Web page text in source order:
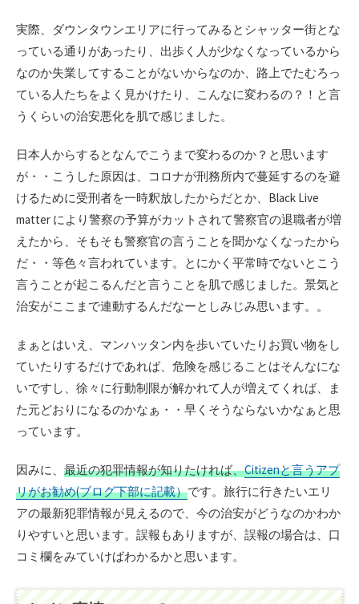
実際、ダウンタウンエリアに行ってみるとシャッター街とな
っている通りがあったり、出歩く人が少なくなっているから
なのか失業してすることがないからなのか、路上でたむろっ
ている人たちをよく見かけたり、こんなに変わるの？！と言
うくらいの治安悪化を肌で感じました。
日本人からするとなんでこうまで変わるのか？と思います
が・・こうした原因は、コロナが刑務所内で蔓延するのを避
けるために受刑者を一時釈放したからだとか、Black Live
matter により警察の予算がカットされて警察官の退職者が増
えたから、そもそも警察官の言うことを聞かなくなったから
だ・・等色々言われています。とにかく平常時でないとこう
言うことが起こるんだと言うことを肌で感じました。景気と
治安がここまで連動するんだなーとしみじみ思います。。
まぁとはいえ、マンハッタン内を歩いていたりお買い物をし
ていたりするだけであれば、危険を感じることはそんなにな
いですし、徐々に行動制限が解かれて人が増えてくれば、ま
た元どおりになるのかなぁ・・早くそうならないかなぁと思
っています。
因みに、 最近の犯罪情報が知りたければ、Citizenと言うアプ
リがお勧め(ブログ下部に記載）です。旅行に行きたいエリ
アの最新犯罪情報が見えるので、今の治安がどうなのかわか
りやすいと思います。誤報もありますが、誤報の場合は、口
コミ欄をみていけばわかるかと思います。